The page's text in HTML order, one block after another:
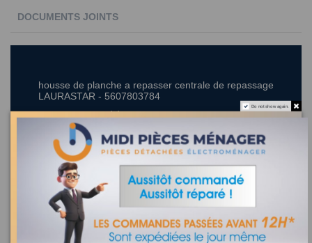
DOCUMENTS JOINTS
housse de planche a repasser centrale de repassage
LAURASTAR - 5607803784
Recherchez la référence de votre appareil dans la liste
ci-dessous
Où trouver la référence de mon appareil ?
0 appareil compatible.
Do not show again.